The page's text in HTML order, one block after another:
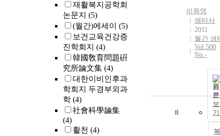
재활복지공학회
논문지 (5)
(월간)에세이 (5)
보건교육건강증
진학회지 (4)
韓國敎育問題硏
究所論文集 (4)
대한이비인후과
학회지 두경부외과
학 (4)
社會科學論集
(4)
활천 (4)
이원영
샘터사
2011
월간 샘
Vol.500
No.-
원
문
보
기
복
8